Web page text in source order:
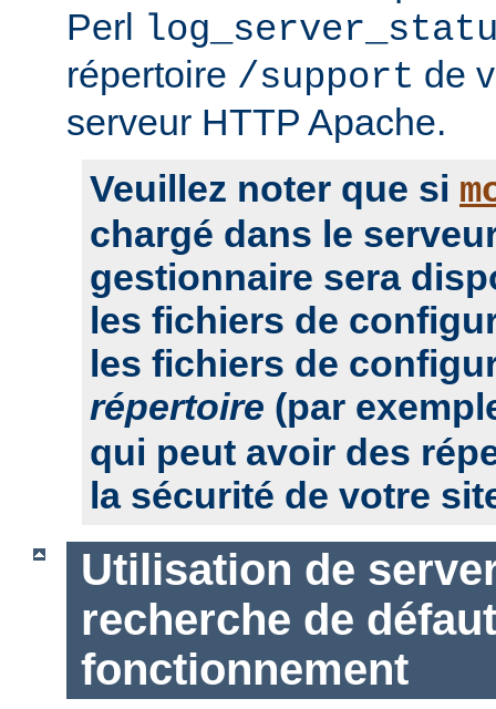
Perl
répertoire /support de
serveur HTTP Apache.
Veuillez noter que si
chargé dans le
gestionnaire sera
les fichiers de
les fichiers de
répertoire (par
qui peut avoir des
la sécurité de votre
Utilisation de
recherche de
fonctionnement